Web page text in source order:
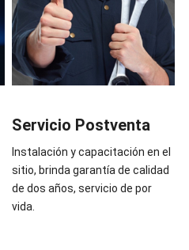
Servicio Postventa
Instalación y capacitación en el
sitio, brinda garantía de calidad
de dos años, servicio de por
vida.